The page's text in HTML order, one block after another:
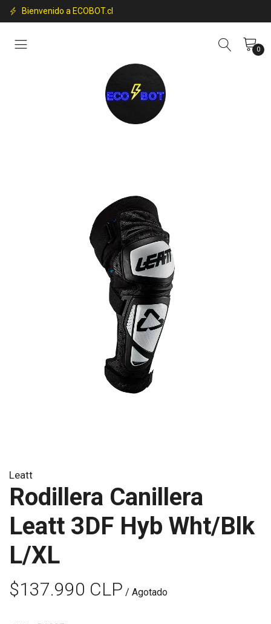
Bienvenido a ECOBOT.cl
0
Leatt
Rodillera Canillera
Leatt 3DF Hyb Wht/Blk
L/XL
$137.990 CLP / Agotado